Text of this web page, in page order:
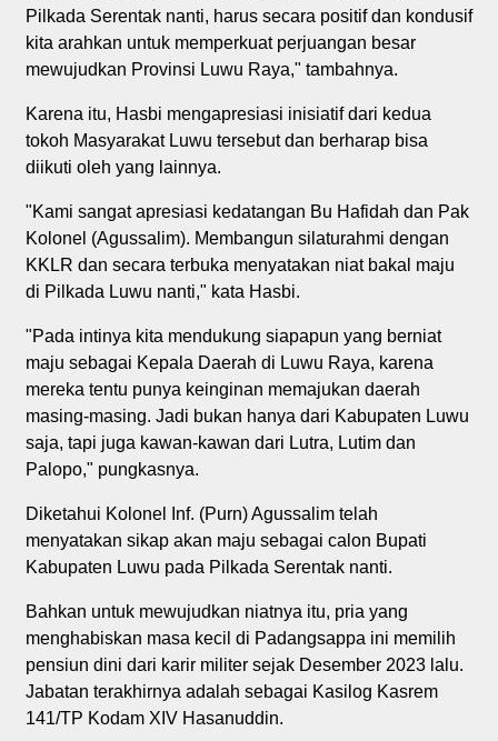
Pilkada Serentak nanti, harus secara positif dan kondusif
kita arahkan untuk memperkuat perjuangan besar
mewujudkan Provinsi Luwu Raya," tambahnya.
Karena itu, Hasbi mengapresiasi inisiatif dari kedua
tokoh Masyarakat Luwu tersebut dan berharap bisa
diikuti oleh yang lainnya.
"Kami sangat apresiasi kedatangan Bu Hafidah dan Pak
Kolonel (Agussalim). Membangun silaturahmi dengan
KKLR dan secara terbuka menyatakan niat bakal maju
di Pilkada Luwu nanti," kata Hasbi.
"Pada intinya kita mendukung siapapun yang berniat
maju sebagai Kepala Daerah di Luwu Raya, karena
mereka tentu punya keinginan memajukan daerah
masing-masing. Jadi bukan hanya dari Kabupaten Luwu
saja, tapi juga kawan-kawan dari Lutra, Lutim dan
Palopo," pungkasnya.
Diketahui Kolonel Inf. (Purn) Agussalim telah
menyatakan sikap akan maju sebagai calon Bupati
Kabupaten Luwu pada Pilkada Serentak nanti.
Bahkan untuk mewujudkan niatnya itu, pria yang
menghabiskan masa kecil di Padangsappa ini memilih
pensiun dini dari karir militer sejak Desember 2023 lalu.
Jabatan terakhirnya adalah sebagai Kasilog Kasrem
141/TP Kodam XIV Hasanuddin.